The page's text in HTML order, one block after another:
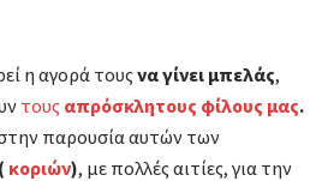
η αγορά τουςνα γίνει μπελάς,
τους απρόσκλητους φίλους μας.
παρουσία αυτών των
( κοριών), με πολλές αιτίες, για την